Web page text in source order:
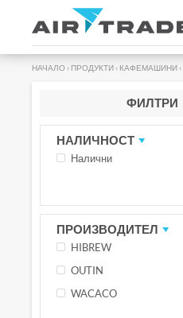
НАЧАЛО › ПРОДУКТИ › КАФЕМАШИНИ ›
ФИЛТРИ
НАЛИЧНОСТ
Налични
ПРОИЗВОДИТЕЛ
HIBREW
OUTIN
WACACO